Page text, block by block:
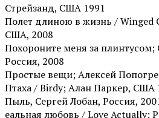
Стрейзанд, США 1991
Полет длиною в жизнь / Winged
США, 2008
Похороните меня за
Россия, 2008
Простые вещи; Алексей
Птаха / Birdy; Алан Паркер, США
Пыль, Сергей Лобан, Россия,
еальная любовь / Love Actually;